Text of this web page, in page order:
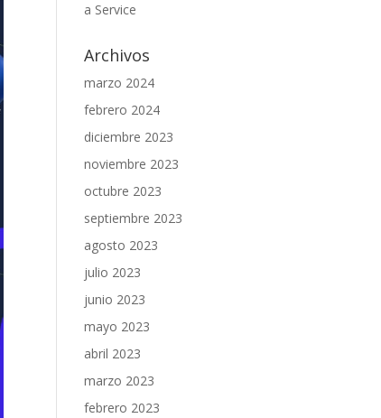
a Service
Archivos
marzo 2024
febrero 2024
diciembre 2023
noviembre 2023
octubre 2023
septiembre 2023
agosto 2023
julio 2023
junio 2023
mayo 2023
abril 2023
marzo 2023
febrero 2023